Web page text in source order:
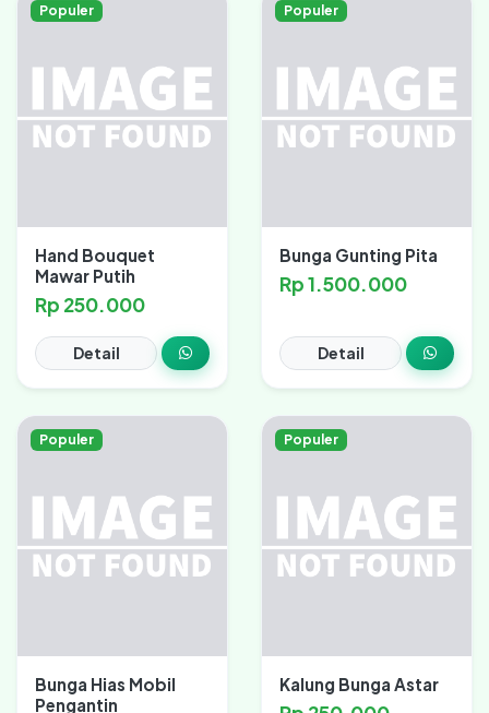
Populer
Hand Bouquet
Mawar Putih
Rp 250.000
Detail
Populer
Bunga Gunting Pita
Rp 1.500.000
Detail
Populer
Bunga Hias Mobil
Pengantin
Populer
Kalung Bunga Astar